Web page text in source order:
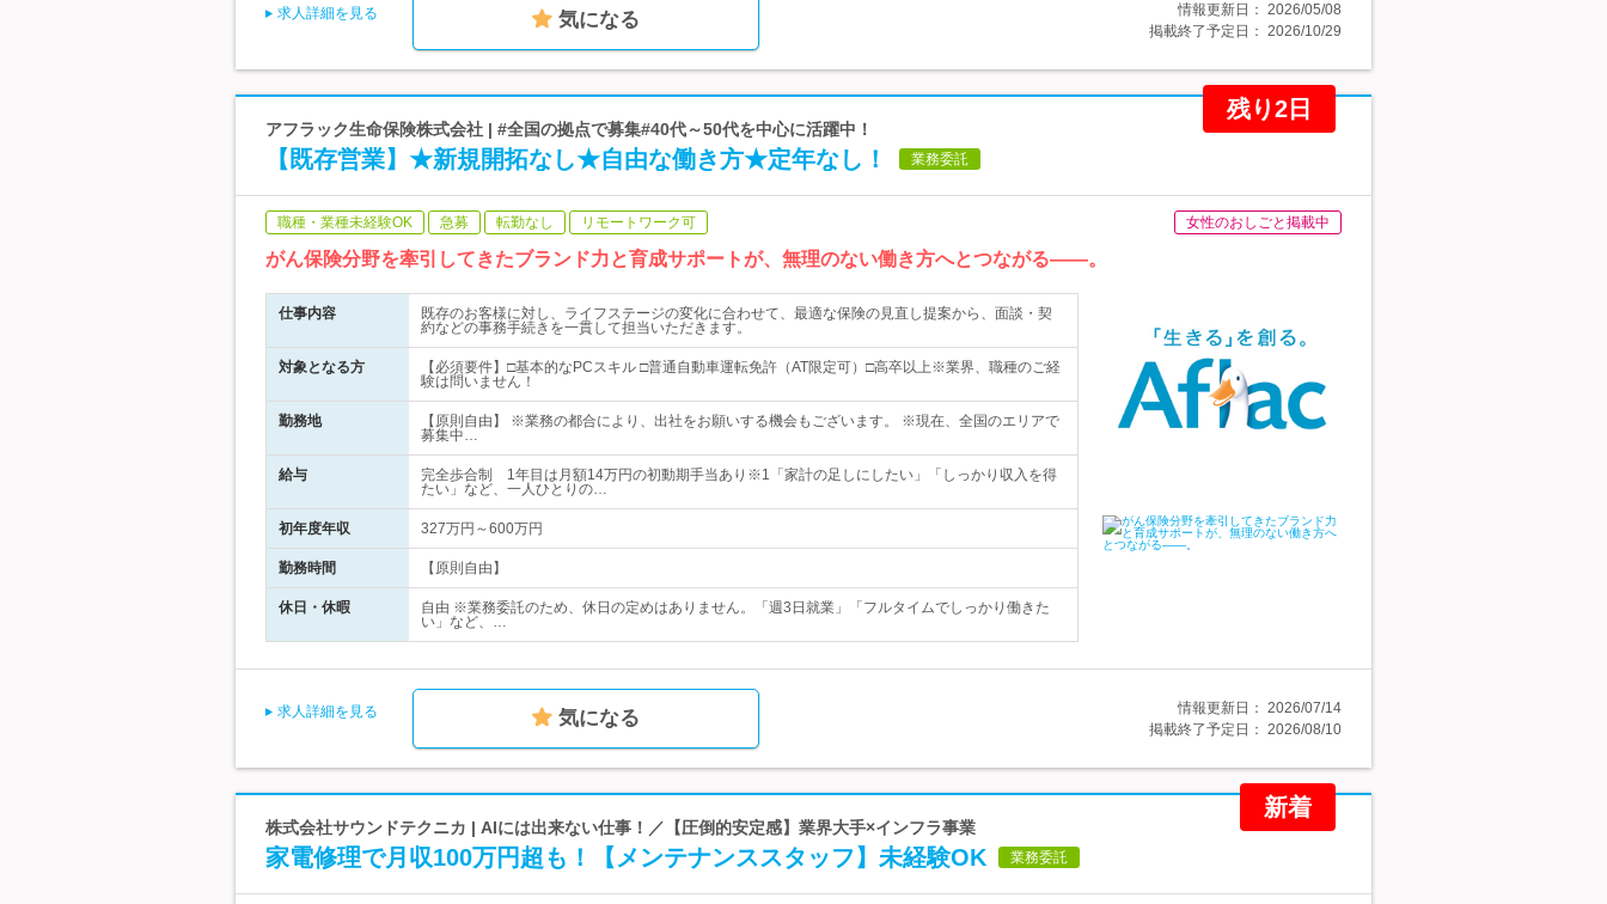
求人詳細を見る 気になる 情報更新日： 2026/05/08
掲載終了予定日： 2026/10/29
残り2日
アフラック生命保険株式会社 | #全国の拠点で募集#40代～50代を中心に活躍中！
【既存営業】★新規開拓なし★自由な働き方★定年なし！ 業務委託
職種・業種未経験OK 急募 転勤なし リモートワーク可 女性のおしごと掲載中
がん保険分野を牽引してきたブランド力と育成サポートが、無理のない働き方へとつながる――。
仕事内容
既存のお客様に対し、ライフステージの変化に合わせて、最適な保険の見直し提案から、面談・契
約などの事務手続きを一貫して担当いただきます。
対象となる方
【必須要件】□基本的なPCスキル □普通自動車運転免許（AT限定可）□高卒以上※業界、職種のご経
験は問いません！
勤務地
【原則自由】 ※業務の都合により、出社をお願いする機会もございます。 ※現在、全国のエリアで
募集中…
給与
完全歩合制 1年目は月額14万円の初動期手当あり※1「家計の足しにしたい」「しっかり収入を得
たい」など、一人ひとりの…
初年度年収 327万円～600万円
勤務時間 【原則自由】
休日・休暇
自由 ※業務委託のため、休日の定めはありません。「週3日就業」「フルタイムでしっかり働きた
い」など、…
求人詳細を見る 気になる 情報更新日： 2026/07/14
掲載終了予定日： 2026/08/10
新着
株式会社サウンドテクニカ | AIには出来ない仕事！／【圧倒的安定感】業界大手×インフラ事業
家電修理で月収100万円超も！【メンテナンススタッフ】未経験OK 業務委託